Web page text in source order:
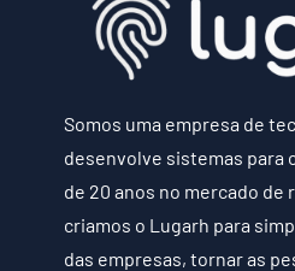
Somos uma empresa de
desenvolve sistemas para
de 20 anos no mercado de
criamos o Lugarh para
das empresas, tornar as